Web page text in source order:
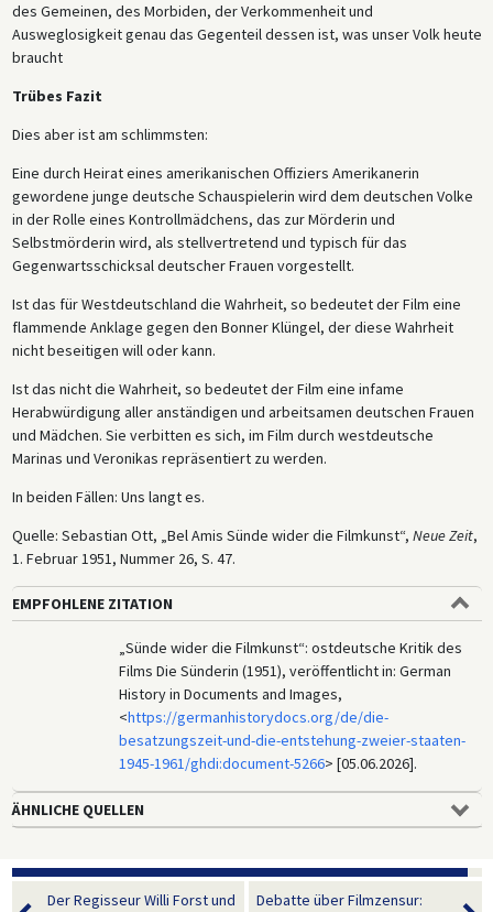
des Gemeinen, des Morbiden, der Verkommenheit und
Ausweglosigkeit genau das Gegenteil dessen ist, was unser Volk heute
braucht
Trübes Fazit
Dies aber ist am schlimmsten:
Eine durch Heirat eines amerikanischen Offiziers Amerikanerin
gewordene junge deutsche Schauspielerin wird dem deutschen Volke
in der Rolle eines Kontrollmädchens, das zur Mörderin und
Selbstmörderin wird, als stellvertretend und typisch für das
Gegenwartsschicksal deutscher Frauen vorgestellt.
Ist das für Westdeutschland die Wahrheit, so bedeutet der Film eine
flammende Anklage gegen den Bonner Klüngel, der diese Wahrheit
nicht beseitigen will oder kann.
Ist das nicht die Wahrheit, so bedeutet der Film eine infame
Herabwürdigung aller anständigen und arbeitsamen deutschen Frauen
und Mädchen. Sie verbitten es sich, im Film durch westdeutsche
Marinas und Veronikas repräsentiert zu werden.
In beiden Fällen: Uns langt es.
Quelle: Sebastian Ott, „Bel Amis Sünde wider die Filmkunst“, Neue Zeit,
1. Februar 1951, Nummer 26, S. 47.
EMPFOHLENE ZITATION
„Sünde wider die Filmkunst“: ostdeutsche Kritik des
Films Die Sünderin (1951), veröffentlicht in: German
History in Documents and Images,
<https://germanhistorydocs.org/de/die-
besatzungszeit-und-die-entstehung-zweier-staaten-
1945-1961/ghdi:document-5266> [05.06.2026].
ÄHNLICHE QUELLEN
Der Regisseur Willi Forst und
Debatte über Filmzensur: